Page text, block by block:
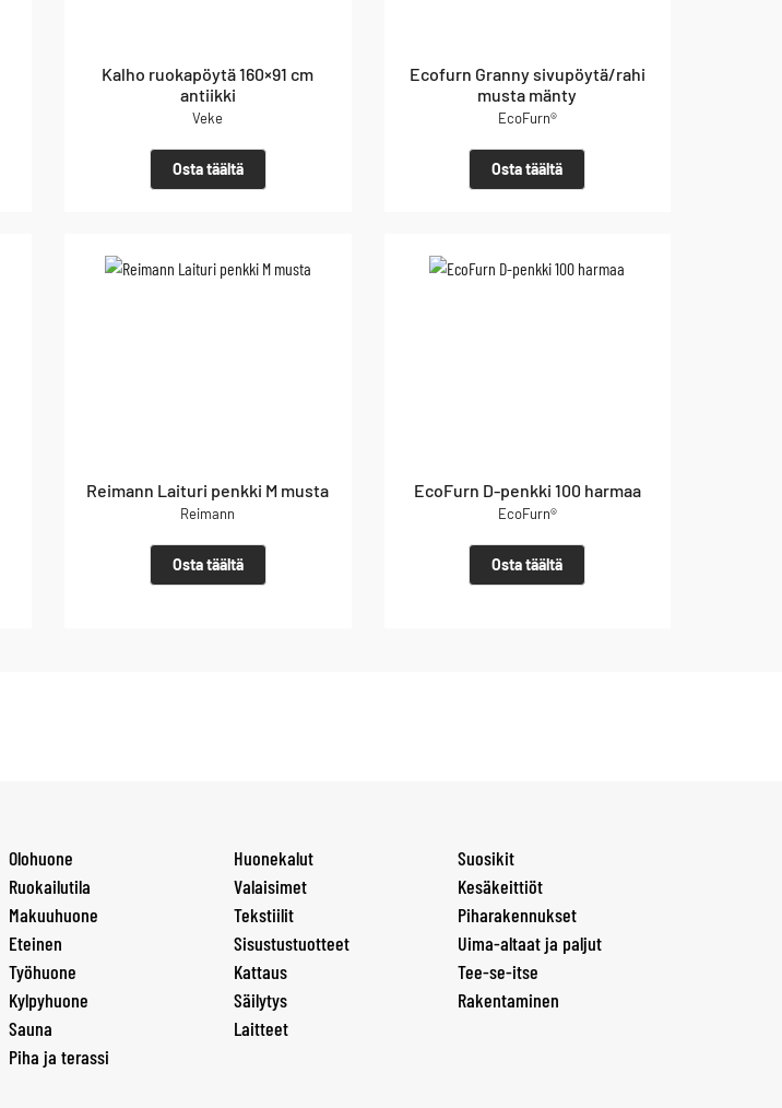
Kalho ruokapöytä 160×91 cm
antiikki
Veke
Osta täältä
Ecofurn Granny sivupöytä/rahi
musta mänty
EcoFurn®
Osta täältä
Reimann Laituri penkki M musta
Reimann
Osta täältä
EcoFurn D-penkki 100 harmaa
EcoFurn®
Osta täältä
Olohuone
Ruokailutila
Makuuhuone
Eteinen
Työhuone
Kylpyhuone
Sauna
Piha ja terassi
Huonekalut
Valaisimet
Tekstiilit
Sisustustuotteet
Kattaus
Säilytys
Laitteet
Suosikit
Kesäkeittiöt
Piharakennukset
Uima-altaat ja paljut
Tee-se-itse
Rakentaminen